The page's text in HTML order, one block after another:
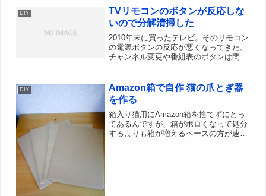
隙間から落ちたり、キーボードのチルト
スタンドが立てられ...
DIY
TVリモコンのボタンが反応しな
いので分解清掃した
2010年末に買ったテレビ。そのリモコン
の電源ボタンの反応が悪くなってきた。
チャンネル変更や番組表のボタンは問題
い交換してみたものの症状が改善され
ず。TV側の受光器の前...
DIY
Amazon箱で自作 猫の爪とぎ器
を作る
箱入り猫用にAmazon箱を捨てずにとっ
てあるんですが、箱がボロくなって処分
するよりも箱が増えるペースの方が速い